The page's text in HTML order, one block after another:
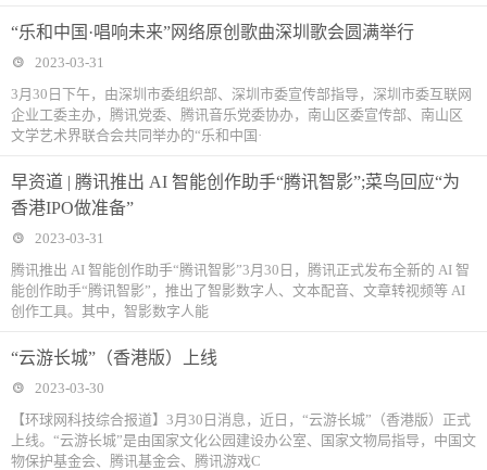
“乐和中国·唱响未来”网络原创歌曲深圳歌会圆满举行
2023-03-31
3月30日下午，由深圳市委组织部、深圳市委宣传部指导，深圳市委互联网
企业工委主办，腾讯党委、腾讯音乐党委协办，南山区委宣传部、南山区
文学艺术界联合会共同举办的“乐和中国·
早资道 | 腾讯推出 AI 智能创作助手“腾讯智影”;菜鸟回应“为
香港IPO做准备”
2023-03-31
腾讯推出 AI 智能创作助手“腾讯智影”3月30日，腾讯正式发布全新的 AI 智
能创作助手“腾讯智影”，推出了智影数字人、文本配音、文章转视频等 AI
创作工具。其中，智影数字人能
“云游长城”（香港版）上线
2023-03-30
【环球网科技综合报道】3月30日消息，近日，“云游长城”（香港版）正式
上线。“云游长城”是由国家文化公园建设办公室、国家文物局指导，中国文
物保护基金会、腾讯基金会、腾讯游戏C